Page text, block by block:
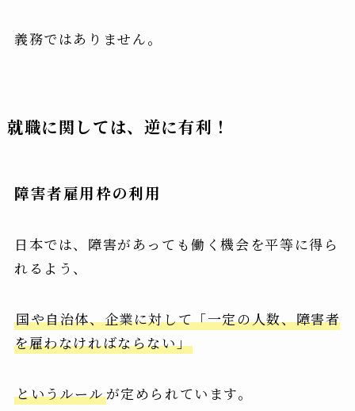
義務ではありません。
就職に関しては、逆に有利！
障害者雇用枠の利用
日本では、障害があっても働く機会を平等に得ら
れるよう、
国や自治体、企業に対して「一定の人数、障害者
を雇わなければならない」
というルールが定められています。